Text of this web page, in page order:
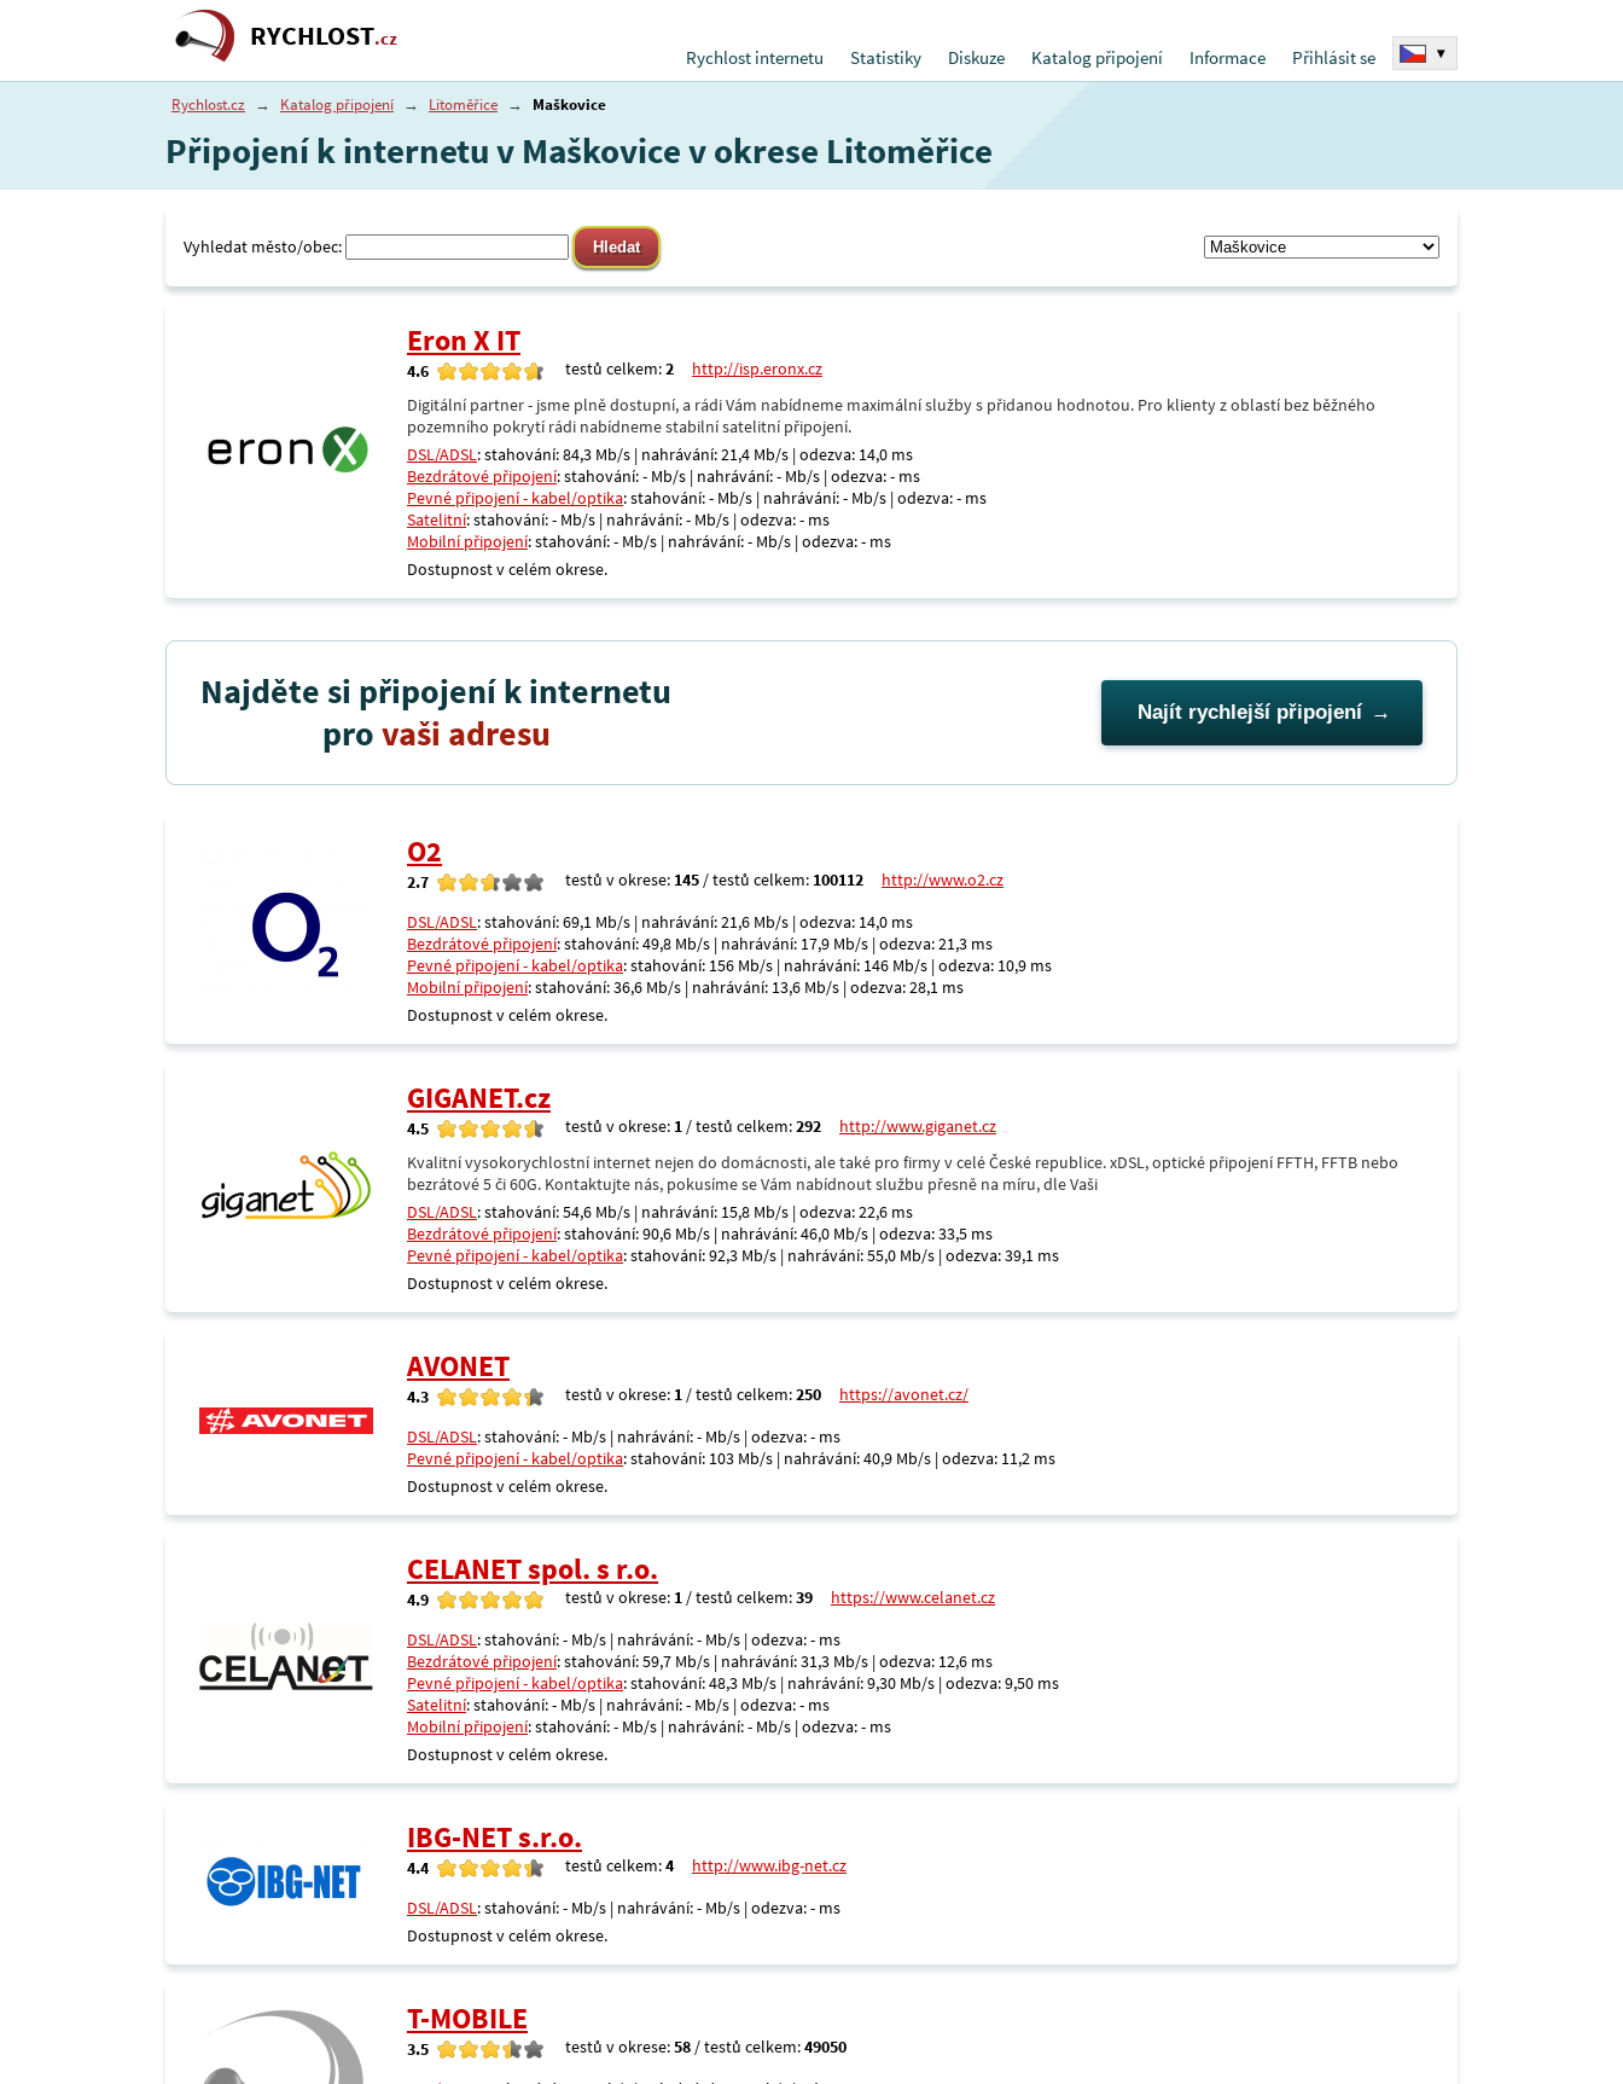
RYCHLOST.cz
Rychlost internetu
Statistiky Diskuze Katalog připojení Informace Přihlásit se ▾
Rychlost.cz → Katalog připojení → Litoměřice → Maškovice
Připojení k internetu v Maškovice v okrese Litoměřice
Vyhledat město/obec:
Eron X IT
4.6 testů celkem:2
http://isp.eronx.cz
Digitální partner - jsme plně dostupní, a rádi Vám nabídneme maximální služby s přidanou hodnotou. Pro klienty z oblastí bez běžného
pozemního pokrytí rádi nabídneme stabilní satelitní připojení.
DSL/ADSL: stahování: 84,3 Mb/s | nahrávání: 21,4 Mb/s | odezva: 14,0 ms
Bezdrátové připojení: stahování: - Mb/s | nahrávání: - Mb/s | odezva: - ms
Pevné připojení - kabel/optika: stahování: - Mb/s | nahrávání: - Mb/s | odezva: - ms
Satelitní: stahování: - Mb/s | nahrávání: - Mb/s | odezva: - ms
Mobilní připojení: stahování: - Mb/s | nahrávání: - Mb/s | odezva: - ms
Dostupnost v celém okrese.
Najděte si připojení k internetu
provaši adresu Najít rychlejší připojení
O2
2.7 testů v okrese: 145 / testů celkem: 100112
http://www.o2.cz
DSL/ADSL: stahování: 69,1 Mb/s | nahrávání: 21,6 Mb/s | odezva: 14,0 ms
Bezdrátové připojení: stahování: 49,8 Mb/s | nahrávání: 17,9 Mb/s | odezva: 21,3 ms
Pevné připojení - kabel/optika: stahování: 156 Mb/s | nahrávání: 146 Mb/s | odezva: 10,9 ms
Mobilní připojení: stahování: 36,6 Mb/s | nahrávání: 13,6 Mb/s | odezva: 28,1 ms
Dostupnost v celém okrese.
GIGANET.cz
4.5 testů v okrese: 1 / testů celkem:292
http://www.giganet.cz
Kvalitní vysokorychlostní internet nejen do domácnosti, ale také pro firmy v celé České republice. xDSL, optické připojení FFTH, FFTB nebo
bezrátové 5 či 60G. Kontaktujte nás, pokusíme se Vám nabídnout službu přesně na míru, dle Vaši
DSL/ADSL: stahování: 54,6 Mb/s | nahrávání: 15,8 Mb/s | odezva: 22,6 ms
Bezdrátové připojení: stahování: 90,6 Mb/s | nahrávání: 46,0 Mb/s | odezva: 33,5 ms
Pevné připojení - kabel/optika: stahování: 92,3 Mb/s | nahrávání: 55,0 Mb/s | odezva: 39,1 ms
Dostupnost v celém okrese.
AVONET
4.3 testů v okrese: 1 / testů celkem:250
https://avonet.cz/
DSL/ADSL: stahování: - Mb/s | nahrávání: - Mb/s | odezva: - ms
Pevné připojení - kabel/optika: stahování: 103 Mb/s | nahrávání: 40,9 Mb/s | odezva: 11,2 ms
Dostupnost v celém okrese.
CELANET spol. s r.o.
4.9 testů v okrese: 1 / testů celkem:39
https://www.celanet.cz
DSL/ADSL: stahování: - Mb/s | nahrávání: - Mb/s | odezva: - ms
Bezdrátové připojení: stahování: 59,7 Mb/s | nahrávání: 31,3 Mb/s | odezva: 12,6 ms
Pevné připojení - kabel/optika: stahování: 48,3 Mb/s | nahrávání: 9,30 Mb/s | odezva: 9,50 ms
Satelitní: stahování: - Mb/s | nahrávání: - Mb/s | odezva: - ms
Mobilní připojení: stahování: - Mb/s | nahrávání: - Mb/s | odezva: - ms
Dostupnost v celém okrese.
IBG-NET s.r.o.
4.4 testů celkem:4
http://www.ibg-net.cz
DSL/ADSL: stahování: - Mb/s | nahrávání: - Mb/s | odezva: - ms
Dostupnost v celém okrese.
T-MOBILE
3.5 testů v okrese:58 / testů celkem:49050